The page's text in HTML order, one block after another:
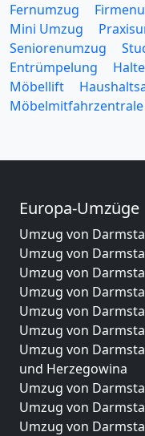
Fernumzug
Mini Umzug
Seniorenumzug
Entrümpelung
Möbellift
Möbelmitfahrzentrale
Europa-Umzüge
Umzug von
Umzug von
Umzug von
Umzug von
Umzug von
Umzug von
Umzug von
und Herzegowina
Umzug von
Umzug von
Umzug von